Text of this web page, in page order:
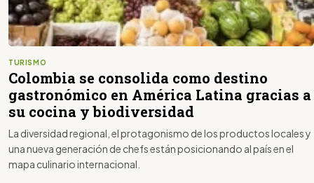
TURISMO
Colombia se consolida como destino
gastronómico en América Latina gracias a
su cocina y biodiversidad
La diversidad regional, el protagonismo de los productos locales y
una nueva generación de chefs están posicionando al país en el
mapa culinario internacional.